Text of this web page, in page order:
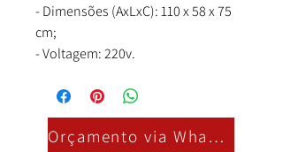
- Dimensões (AxLxC): 110 x 58 x 75
cm;
- Voltagem: 220v.
Orçamento via Whatsapp